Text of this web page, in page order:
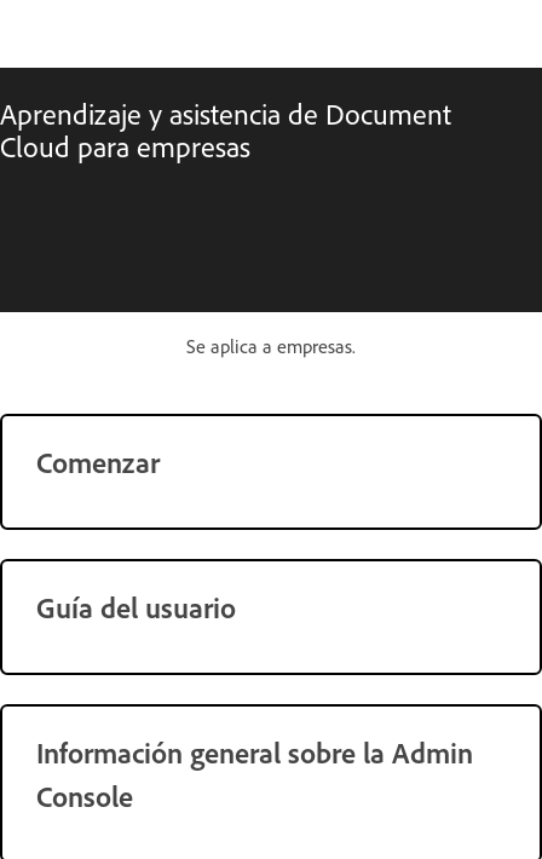
Aprendizaje y asistencia de Document
Cloud para empresas
Se aplica a empresas.
Comenzar
Guía del usuario
Información general sobre la Admin
Console